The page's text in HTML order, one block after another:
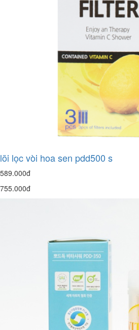
lõi lọc vòi hoa sen pdd500 s
589.000đ
755.000đ